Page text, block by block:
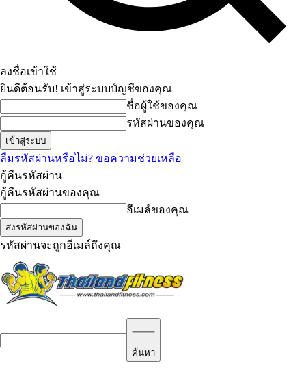
ลงชื่อเข้าใช้
ยินดีต้อนรับ! เข้าสู่ระบบบัญชีของคุณ
ชื่อผู้ใช้ของคุณ
รหัสผ่านของคุณ
ลืมรหัสผ่านหรือไม่? ขอความช่วยเหลือ
กู้คืนรหัสผ่าน
กู้คืนรหัสผ่านของคุณ
อีเมล์ของคุณ
รหัสผ่านจะถูกอีเมล์ถึงคุณ
ค้นหา